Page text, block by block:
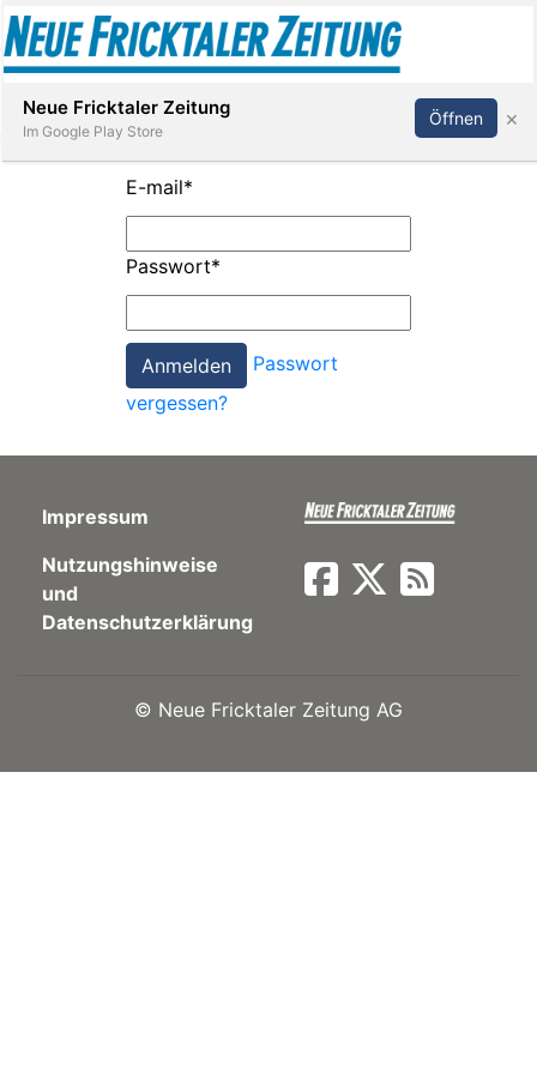
Paper
App
Abonnieren Anmelden
E-mail*
Passwort*
Passwort
vergessen?
Impressum
Nutzungshinweise
und
Datenschutzerklärung
© Neue Fricktaler Zeitung AG
Neue Fricktaler Zeitung
Im Google Play Store
Öffnen ×